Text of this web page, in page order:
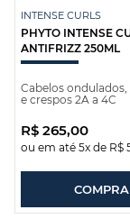
INTENSE CURLS
PHYTO INTENSE
ANTIFRIZZ 250ML
Cabelos
e crespos 2A a 4C
R$ 265,00
ou em até 5x de R$